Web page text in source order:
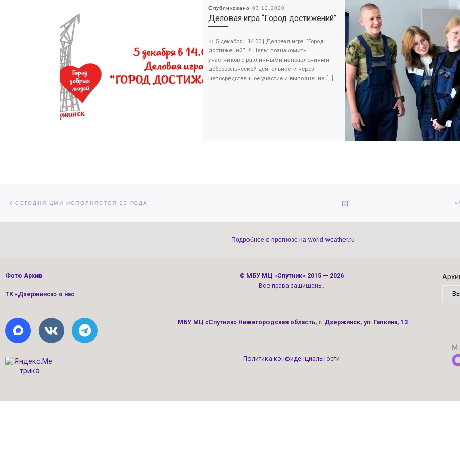
Опубликовано 03.12.2020
Деловая игра “Город достижений”
☺ 5 декабря | 14.00 | Деловая игра “Город
достижений”
Цель: познакомить
участников с различными направлениями
добровольческой деятельности через
непосредственное участие и выполнение […]
Навигация по записям
СЕГОДНЯ ЦМИ ИСПОЛНЯЕТСЯ 23 ГОДА ОБРАТНО К СПИСКУ
Подробнее о прогнозе на world-weather.ru
Фото Архив
ТК «Дзержинск» о нас
© МБУ МЦ «Спутник» 2015 — 2026
Все права защищены.
МБУ МЦ «Спутник» Нижегородская область, г. Дзержинск, ул. Галкина, 13
Политика конфиденциальности